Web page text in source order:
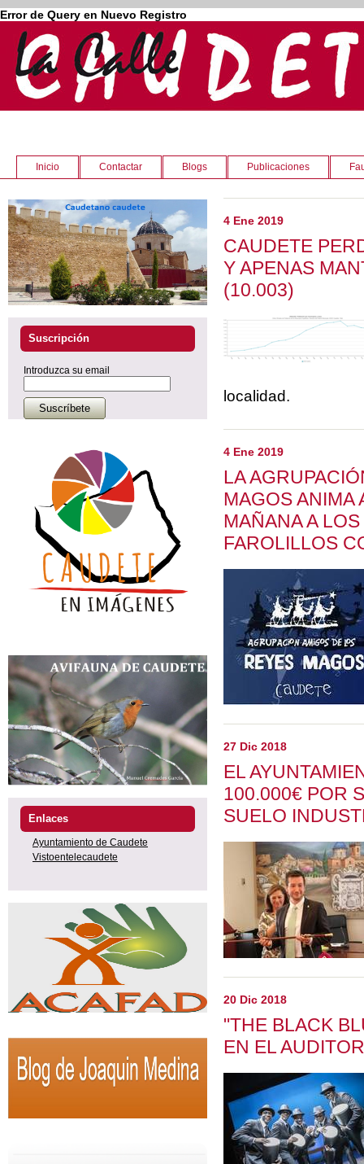
Error de Query en Nuevo Registro
Inicio Contactar Blogs Publicaciones
Suscripción
Introduzca su email
Enlaces
Ayuntamiento de Caudete
Vistoentelecaudete
4 Ene 2019
CAUDETE
Y APENAS
(10.003)
localidad.
4 Ene 2019
LA
MAGOS ANIMA
MAÑANA A
FAROLILLOS
27 Dic 2018
EL
100.000€ POR
SUELO
20 Dic 2018
"THE BLACK
EN EL